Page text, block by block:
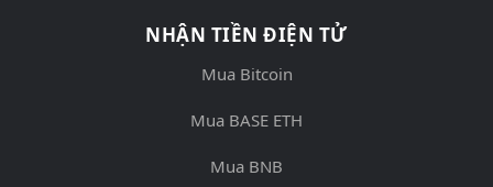
NHẬN TIỀN ĐIỆN TỬ
Mua Bitcoin
Mua BASE ETH
Mua BNB